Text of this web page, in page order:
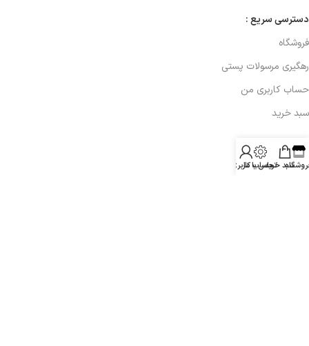
دسترسی سریع :
فروشگاه
رهگیری مرسولات پستی
حساب کاربری من
سبد خرید
تماس با ما:
سبد خریدتماس با ما
حساب کاربری من